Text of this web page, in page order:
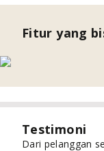
Fitur yang
Testimoni
Dari pelanggan